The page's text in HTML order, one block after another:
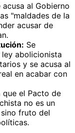
acusa al Gobierno
"maldades de la
acusar de
Se
abolicionista
y se acusa al
en acabar con
que el Pacto de
no es un
fruto del